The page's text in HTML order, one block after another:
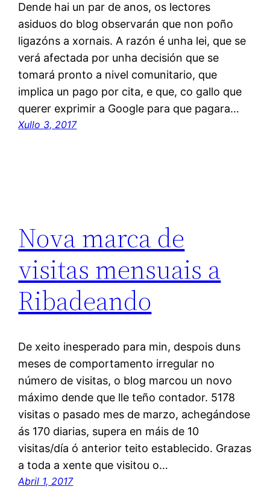
Dende hai un par de anos, os lectores
asiduos do blog observarán que non poño
ligazóns a xornais. A razón é unha lei, que se
verá afectada por unha decisión que se
tomará pronto a nivel comunitario, que
implica un pago por cita, e que, co gallo que
querer exprimir a Google para que pagara…
Xullo 3, 2017
Nova marca de
visitas mensuais a
Ribadeando
De xeito inesperado para min, despois duns
meses de comportamento irregular no
número de visitas, o blog marcou un novo
máximo dende que lle teño contador. 5178
visitas o pasado mes de marzo, achegándose
ás 170 diarias, supera en máis de 10
visitas/día ó anterior teito establecido. Grazas
a toda a xente que visitou o…
Abril 1, 2017